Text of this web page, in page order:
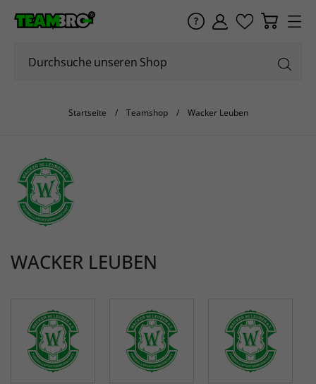
Startseite Teamshop Wacker Leuben
WACKER LEUBEN